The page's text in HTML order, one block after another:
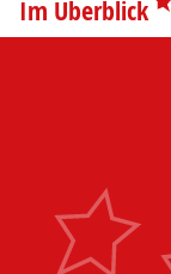
Im Überblick